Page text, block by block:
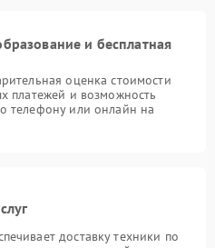
и бесплатная
оценка стоимости
платежей и возможность
телефону или онлайн на
доставку техники по